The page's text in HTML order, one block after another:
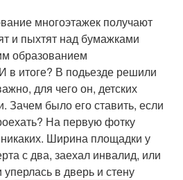
многоэтажек получают
и пыхтят над бумажками
образованием
в итоге? В подьезде решили
для чего он, детских
Зачем было его ставить, если
На первую фотку
Ширина площадки у
с два, заехал инвалид, или
в дверь и стену